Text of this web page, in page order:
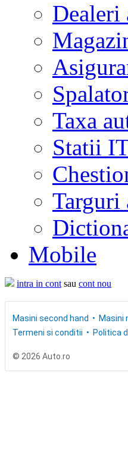
Dealeri
Taxa
Statii
Targuri
Mobile
intra in cont sau cont nou
Masini second hand Masini
Termeni si conditii
Politica
© 2026 Auto.ro